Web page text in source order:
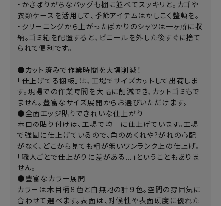
・かさばりがちなバッグも棚に並べてスッキリと。カゴや
衣類ケースを活用して、季節アイテムはかしこく整頓を。
・クリーニングから上がったばかりのシャツは一ヶ所に収
納。ゴミ箱を配置すると、ビニールを外した後すぐに捨て
られて便利です。
●カット済みで作業時間を大幅削減！
「仕上げてる棚板」は、工場でサイズカットして出荷しま
す。現場での作業時間を大幅に削減でき、カットゴミもで
ません。豊富なサイズ展開からお選びいただけます。
●全面エッジ貼りできれいな仕上がり
木口の貼り付けは、工場で均一に仕上げています。工場
で強固に仕上げているので、角のめくれや?がれの心配
がなく、どこから見ても粗が無いワンランク上の仕上げ。
「職人ごとで仕上がりに差がある…」ということもありま
せん。
●豊富なカラー展開
カラーは木目柄８色と白無地の計９色。空間の雰囲気に
合わせて選べます。表面は、対候性や表面硬度に優れた